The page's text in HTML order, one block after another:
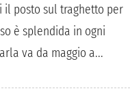
il posto sul traghetto per
è splendida in ogni
va da maggio a...